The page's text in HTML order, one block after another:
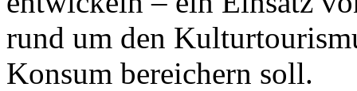
rund um den
Konsum bereichern soll.